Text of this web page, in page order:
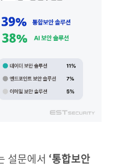
설문에서 ‘통합보안